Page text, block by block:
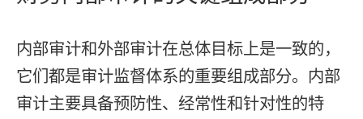
内部审计和外部审计在总体目标上是一致的，
它们都是审计监督体系的重要组成部分。内部
审计主要具备预防性、经常性和针对性的特